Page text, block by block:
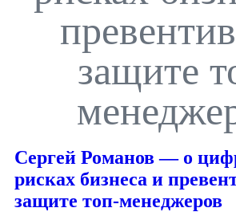
защите
Сергей Романов — о
рисках бизнеса и
защите топ-менеджеров